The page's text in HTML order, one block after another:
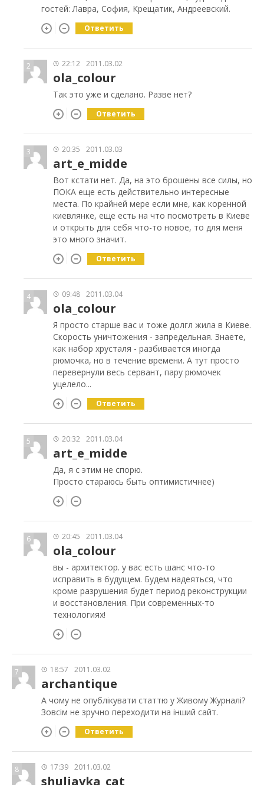
гостей: Лавра, София, Крещатик, Андреевский.
Ответить
2 22:12 2011.03.02
ola_colour
Так это уже и сделано. Разве нет?
Ответить
3 20:35 2011.03.03
art_e_midde
Вот кстати нет. Да, на это брошены все силы, но
ПОКА еще есть действительно интересные
места. По крайней мере если мне, как коренной
киевлянке, еще есть на что посмотреть в Киеве
и открыть для себя что-то новое, то для меня
это много значит.
Ответить
4 09:48 2011.03.04
ola_colour
Я просто старше вас и тоже долгл жила в Киеве.
Скорость уничтожения - запредельная. Знаете,
как набор хрусталя - разбивается иногда
рюмочка, но в течение времени. А тут просто
перевернули весь сервант, пару рюмочек
уцелело...
Ответить
5 20:32 2011.03.04
art_e_midde
Да, я с этим не спорю.
Просто стараюсь быть оптимистичнее)
6 20:45 2011.03.04
ola_colour
вы - архитектор. у вас есть шанс что-то
исправить в будущем. Будем надеяться, что
кроме разрушения будет период реконструкции
и восстановления. При современных-то
технологиях!
7 18:57 2011.03.02
archantique
А чому не опублікувати статтю у Живому Журналі?
Зовсім не зручно переходити на інший сайт.
Ответить
8 17:39 2011.03.02
shuliavka_cat